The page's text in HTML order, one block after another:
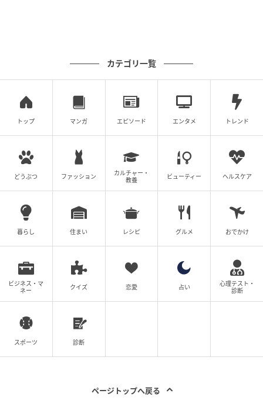
カテゴリ一覧
トップ マンガ エピソード エンタメ トレンド
どうぶつ ファッション
カルチャー・
教養
ビューティー ヘルスケア
暮らし 住まい レシピ グルメ おでかけ
ビジネス・マ
ネー
クイズ 恋愛 占い
心理テスト・
診断
スポーツ 診断
ページトップへ戻る